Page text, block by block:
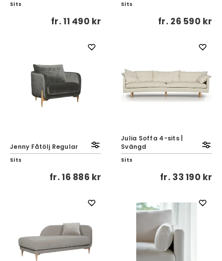
Sits
fr.11 490 kr
Sits
fr. 26 590 kr
Jenny Fåtölj Regular
Sits
fr.16 886 kr
Julia Soffa 4-sits |
Svängd
Sits
fr. 33 190 kr